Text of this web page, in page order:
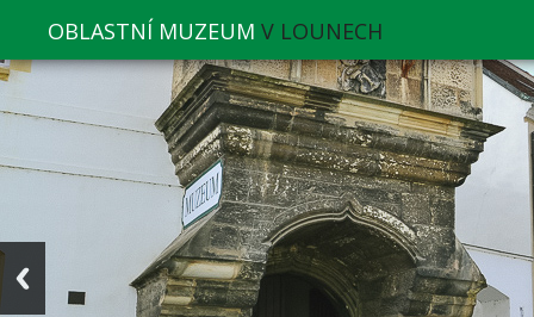
OBLASTNÍ MUZEUM V LOUNECH